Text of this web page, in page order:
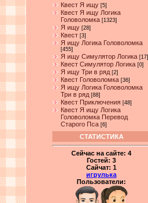
Квест Я ищу [5]
Квест Я ищу Логика
Головоломка [1323]
Я ищу [28]
Квест [3]
Я ищу Логика Головоломка
[455]
Я ищу Симулятор Логика [17]
Квест Симулятор Логика [0]
Я ищу Три в ряд [2]
Квест Головоломка [36]
Я ищу Логика Головоломка
Три в ряд [88]
Квест Приключения [48]
Квест Я ищу Логика
Головоломка Перевод
Старого Пса [6]
СТАТИСТИКА
Сейчас на сайте: 4
Гостей: 3
Сайчат: 1
игрулька
Пользователи: